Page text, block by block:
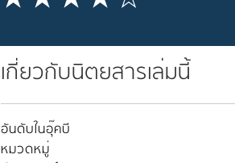
เกี่ยวกับนิตยสารเล่มนี้
อันดับในอุ๊คบี
หมวดหมู่